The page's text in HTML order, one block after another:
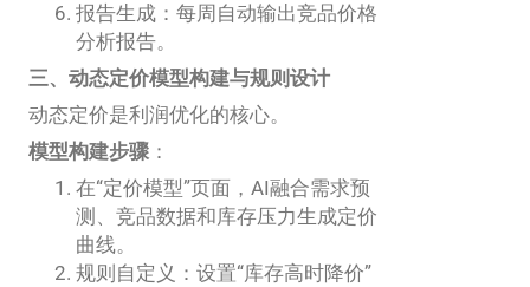
报告生成：每周自动输出竞品价格
分析报告。
三、动态定价模型构建与规则设计
动态定价是利润优化的核心。
模型构建步骤 ：
在“定价模型”页面，AI融合需求预
测、竞品数据和库存压力生成定价
曲线。
规则自定义：设置“库存高时降价”